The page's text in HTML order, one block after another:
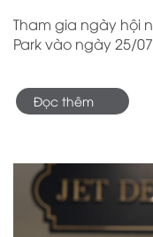
Tham gia ngày hội
Park vào ngày 25/
Đọc thêm